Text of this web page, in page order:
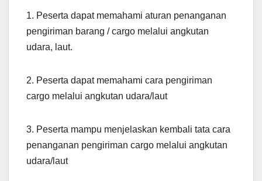
1. Peserta dapat memahami aturan penanganan
pengiriman barang / cargo melalui angkutan
udara, laut.
2. Peserta dapat memahami cara pengiriman
cargo melalui angkutan udara/laut
3. Peserta mampu menjelaskan kembali tata cara
penanganan pengiriman cargo melalui angkutan
udara/laut